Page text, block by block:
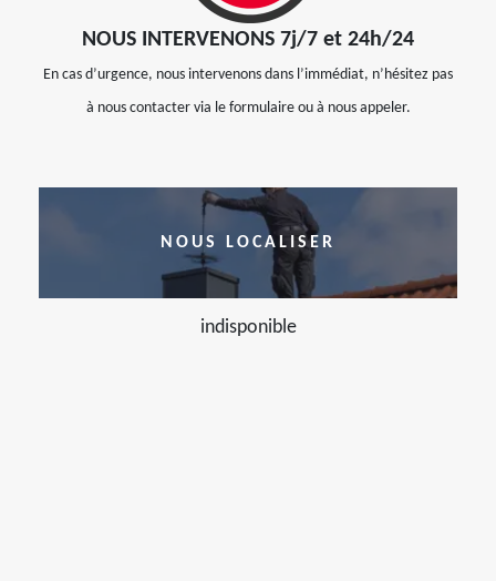
NOUS INTERVENONS 7j/7 et 24h/24
En cas d’urgence, nous intervenons dans l’immédiat, n’hésitez pas
à nous contacter via le formulaire ou à nous appeler.
NOUS LOCALISER
indisponible